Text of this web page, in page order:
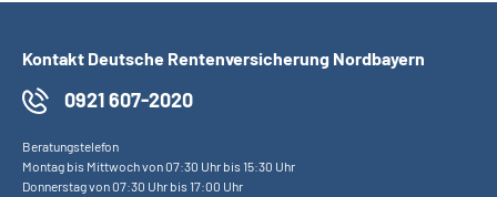
Kontakt Deutsche Rentenversicherung Nordbayern
0921 607-2020
Beratungstelefon
Montag bis Mittwoch von 07:30 Uhr bis 15:30 Uhr
Donnerstag von 07:30 Uhr bis 17:00 Uhr